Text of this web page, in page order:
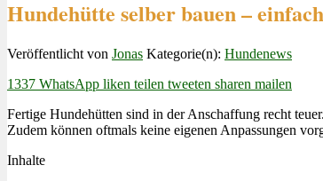
Hundehütte selber bauen –
Veröffentlicht von Jonas Kategorie(n): Hundenews
1337 WhatsApp liken teilen tweeten sharen mailen
Fertige Hundehütten sind in der Anschaffung recht
Zudem können oftmals keine eigenen Anpassungen
Inhalte